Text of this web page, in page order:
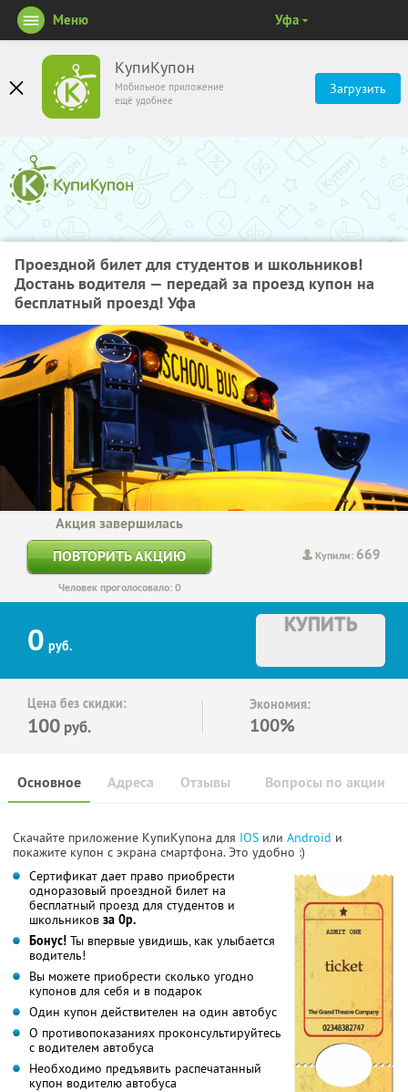
КупиКупон
Мобильное приложение
ещё удобнее
Загрузить
Меню Уфа
Проездной билет для студентов и школьников!
Достань водителя — передай за проезд купон на
бесплатный проезд! Уфа
Купили: 669
Акция завершилась
ПОВТОРИТЬ АКЦИЮ
Человек проголосовало: 0
0 руб.
КУПИТЬ
Цена без скидки:
100 руб.
Экономия:
100%
Основное Отзывы Вопросы по акции
Адреса
Скачайте приложение КупиКупона для IOS или Android и
покажите купон с экрана смартфона. Это удобно :)
Сертификат дает право приобрести
одноразовый проездной билет на
бесплатный проезд для студентов и
школьников за 0р.
Бонус! Ты впервые увидишь, как улыбается
водитель!
Вы можете приобрести сколько угодно
купонов для себя и в подарок
Один купон действителен на один автобус
О противопоказаниях проконсультируйтесь
с водителем автобуса
Необходимо предъявить распечатанный
купон водителю автобуса